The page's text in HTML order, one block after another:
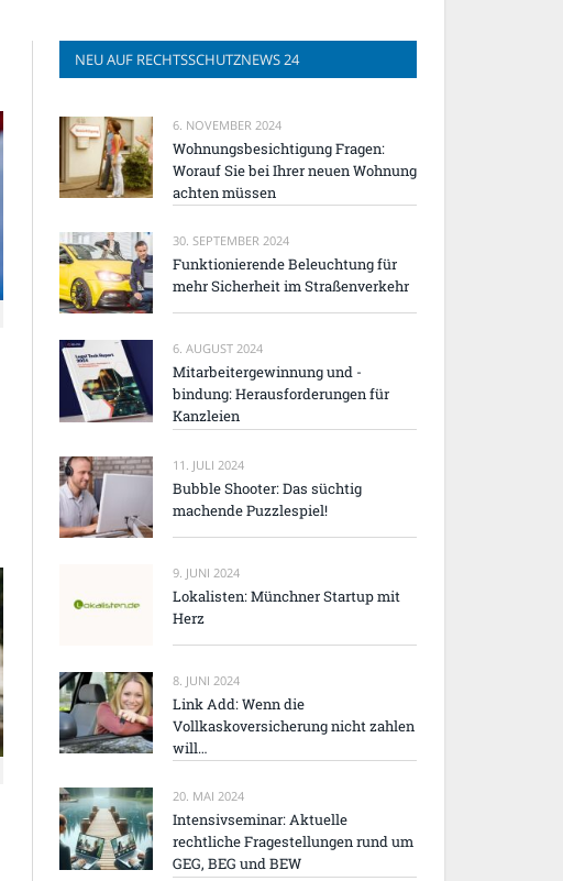
NEU AUF RECHTSSCHUTZNEWS 24
6. NOVEMBER 2024
Wohnungsbesichtigung Fragen:
Worauf Sie bei Ihrer neuen Wohnung
achten müssen
30. SEPTEMBER 2024
Funktionierende Beleuchtung für
mehr Sicherheit im Straßenverkehr
6. AUGUST 2024
Mitarbeitergewinnung und -
bindung: Herausforderungen für
Kanzleien
11. JULI 2024
Bubble Shooter: Das süchtig
machende Puzzlespiel!
9. JUNI 2024
Lokalisten: Münchner Startup mit
Herz
8. JUNI 2024
Link Add: Wenn die
Vollkaskoversicherung nicht zahlen
will…
20. MAI 2024
Intensivseminar: Aktuelle
rechtliche Fragestellungen rund um
GEG, BEG und BEW